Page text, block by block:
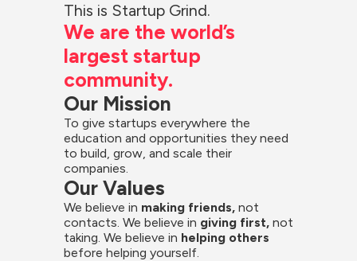
This is Startup Grind.
We are the world’s
largest startup
community.
Our Mission
To give startups everywhere the
education and opportunities they need
to build, grow, and scale their
companies.
Our Values
We believe in making friends, not
contacts. We believe in giving first, not
taking. We believe in helping others
before helping yourself.